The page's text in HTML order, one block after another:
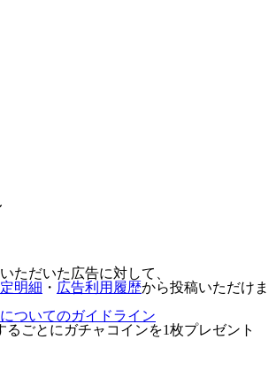
ただいた広告に対して、
明細 ・ 広告利用履歴から投稿いただけま
ついてのガイドライン
るごとに ガチャコインを1枚プレゼント